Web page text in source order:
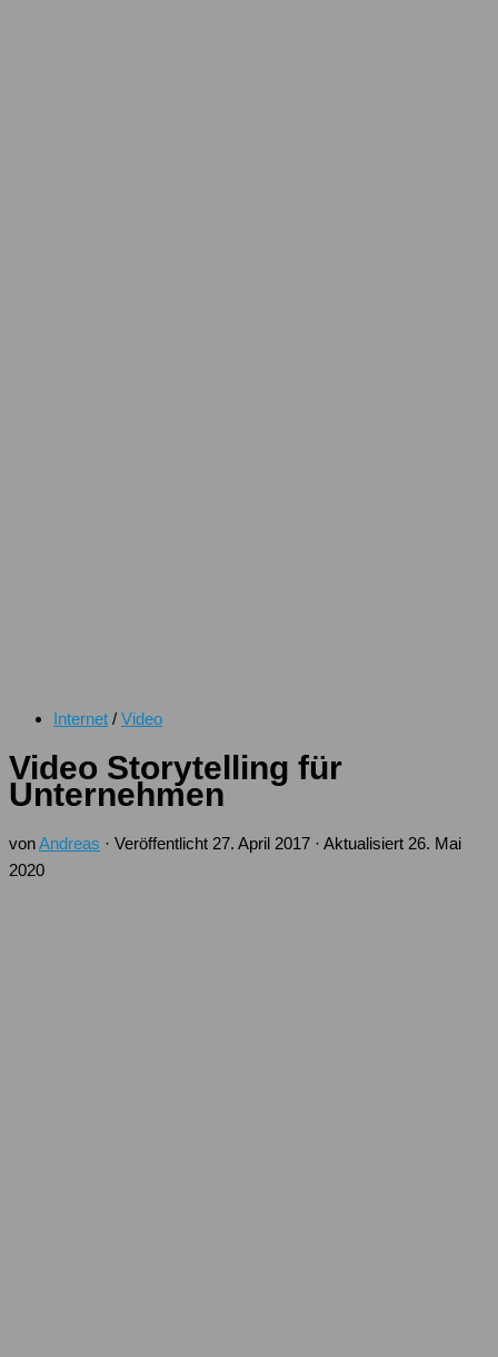
Internet / Video
Video Storytelling für
Unternehmen
vonAndreas · Veröffentlicht 27. April 2017 · Aktualisiert 26. Mai
2020